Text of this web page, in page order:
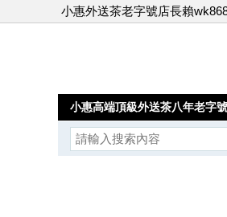
小惠外送茶老字號店長賴
小惠高端頂級外送茶八年老字